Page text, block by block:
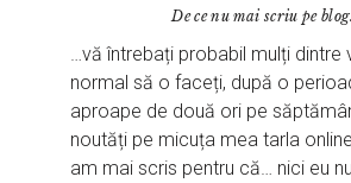
De ce nu mai scriu pe
…vă întrebați probabil mulți dintre
normal să o faceți, după o
aproape de două ori pe
noutăți pe micuța mea tarla
am mai scris pentru că… nici eu